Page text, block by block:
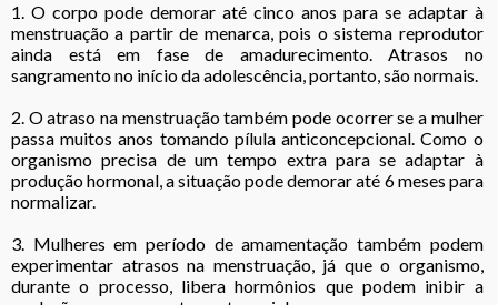
1. O corpo pode demorar até cinco anos para se adaptar à
menstruação a partir de menarca, pois o sistema reprodutor
ainda está em fase de amadurecimento. Atrasos no
sangramento no início da adolescência, portanto, são normais.
2. O atraso na menstruação também pode ocorrer se a mulher
passa muitos anos tomando pílula anticoncepcional. Como o
organismo precisa de um tempo extra para se adaptar à
produção hormonal, a situação pode demorar até 6 meses para
normalizar.
3. Mulheres em período de amamentação também podem
experimentar atrasos na menstruação, já que o organismo,
durante o processo, libera hormônios que podem inibir a